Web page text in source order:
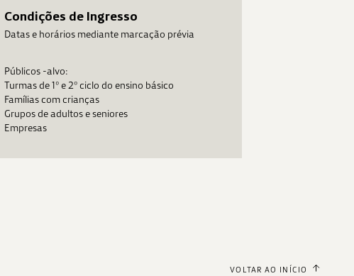
Condições de Ingresso
Datas e horários mediante marcação prévia
Públicos -alvo:
Turmas de 1º e 2º ciclo do ensino básico
Famílias com crianças
Grupos de adultos e seniores
Empresas
VOLTAR AO INÍCIO